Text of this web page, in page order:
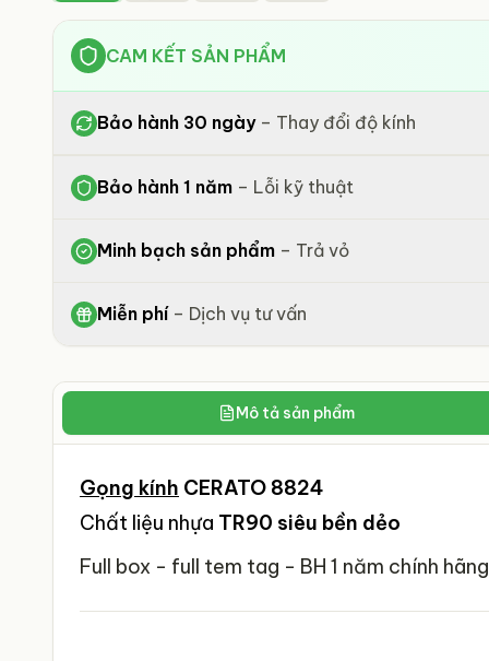
CAM KẾT SẢN PHẨM
Bảo hành 30 ngày– Thay đổi độ kính
Bảo hành 1 năm – Lỗi kỹ thuật
Minh bạch sản phẩm – Trả vỏ
Miễn phí– Dịch vụ tư vấn
Mô tả sản phẩm
Gọng kính CERATO 8824
Chất liệu nhựa TR90 siêu bền dẻo
Full box - full tem tag - BH 1 năm chính hãng